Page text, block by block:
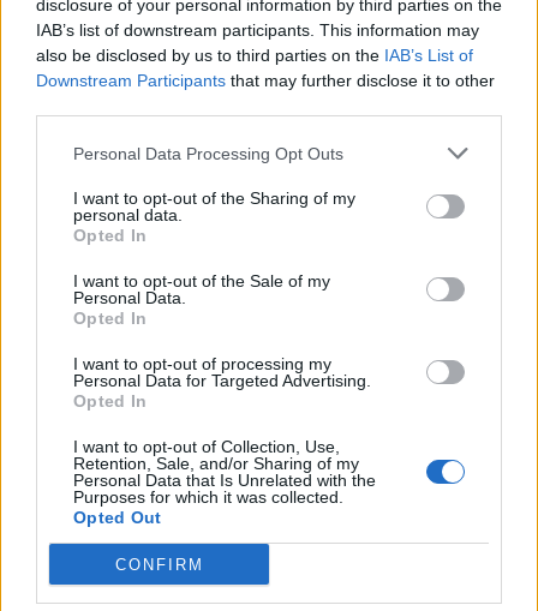
disclosure of your personal information by third parties on the
IAB’s list of downstream participants. This information may
also be disclosed by us to third parties on the IAB’s List of
Downstream Participants that may further disclose it to other
Personal Data Processing Opt Outs
I want to opt-out of the Sharing of my
personal data.
Opted In
I want to opt-out of the Sale of my
Personal Data.
Opted In
I want to opt-out of processing my
Personal Data for Targeted Advertising.
Opted In
I want to opt-out of Collection, Use,
Retention, Sale, and/or Sharing of my
Personal Data that Is Unrelated with the
Purposes for which it was collected.
Opted Out
CONFIRM
Έως την Παρασκευή 31 Ιουλίου
2026 οι κρατήσεις Early Bird για
συμμετοχή στην EUROVINO
2027
28/07/26 15:14
Το ReGeneration παρουσιάζει το
Initiative, στις 26 Οκτωβρίου
2026
Το φυσικό μεταλλικό νερό ΒΙΚΟΣ
ενισχύει το πολιτιστικό καλοκαίρι
24/07/26|16:45
Business Know-how